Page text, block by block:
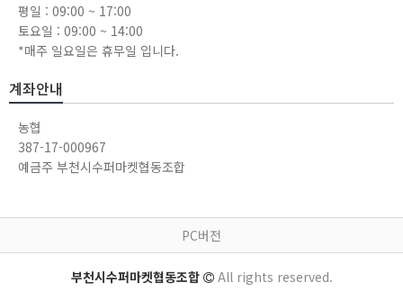
평일 : 09:00 ~ 17:00
토요일 : 09:00 ~ 14:00
*매주 일요일은 휴무일 입니다.
계좌안내
농협
387-17-000967
예금주 부천시수퍼마켓협동조합
PC버전
부천시수퍼마켓협동조합 All rights reserved.